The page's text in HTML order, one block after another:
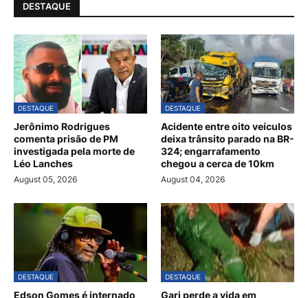
DESTAQUE
DESTAQUE
Jerônimo Rodrigues
comenta prisão de PM
investigada pela morte de
Léo Lanches
August 05, 2026
DESTAQUE
Acidente entre oito veículos
deixa trânsito parado na BR-
324; engarrafamento
chegou a cerca de 10km
August 04, 2026
DESTAQUE
Edson Gomes é internado
DESTAQUE
Gari perde a vida em